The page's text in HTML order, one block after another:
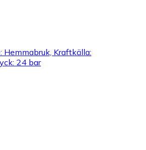
Kraftkälla:
24 bar